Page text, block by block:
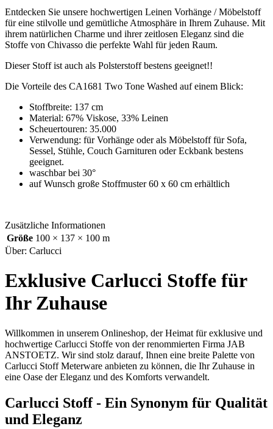
Entdecken Sie unsere hochwertigen Leinen Vorhänge / Möbelstoff
für eine stilvolle und gemütliche Atmosphäre in Ihrem Zuhause. Mit
ihrem natürlichen Charme und ihrer zeitlosen Eleganz sind die
Stoffe von Chivasso die perfekte Wahl für jeden Raum.
Dieser Stoff ist auch als Polsterstoff bestens geeignet!!
Die Vorteile des CA1681 Two Tone Washed auf einem Blick:
Stoffbreite: 137 cm
Material: 67% Viskose, 33% Leinen
Scheuertouren: 35.000
Verwendung: für Vorhänge oder als Möbelstoff für Sofa,
Sessel, Stühle, Couch Garnituren oder Eckbank bestens
geeignet.
waschbar bei 30°
auf Wunsch große Stoffmuster 60 x 60 cm erhältlich
Zusätzliche Informationen
Größe 100 × 137 × 100 m
Über: Carlucci
Exklusive Carlucci Stoffe für
Ihr Zuhause
Willkommen in unserem Onlineshop, der Heimat für exklusive und
hochwertige Carlucci Stoffe von der renommierten Firma JAB
ANSTOETZ. Wir sind stolz darauf, Ihnen eine breite Palette von
Carlucci Stoff Meterware anbieten zu können, die Ihr Zuhause in
eine Oase der Eleganz und des Komforts verwandelt.
Carlucci Stoff - Ein Synonym für Qualität
und Eleganz